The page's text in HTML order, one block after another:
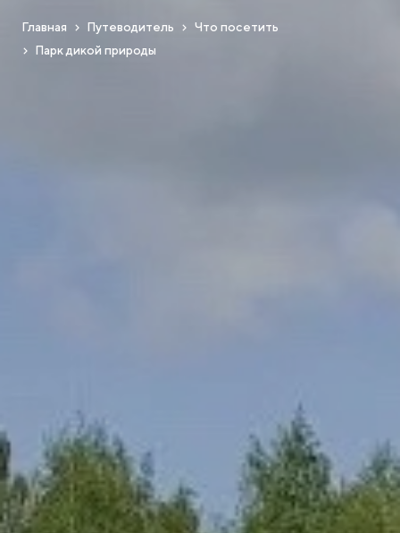
Главная Путеводитель
Что посетить
Парк дикой природы